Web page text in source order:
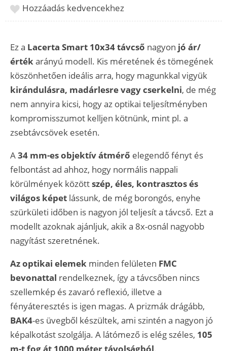
Hozzáadás kedvencekhez
Ez a Lacerta Smart 10x34 távcső nagyon jó ár/
érték arányú modell. Kis méretének és tömegének
köszönhetően ideális arra, hogy magunkkal vigyük
kirándulásra, madárlesre vagy cserkelni, de még
nem annyira kicsi, hogy az optikai teljesítményben
kompromisszumot kelljen kötnünk, mint pl. a
zsebtávcsövek esetén.
A34 mm-es objektív átmérő elegendő fényt és
felbontást ad ahhoz, hogy normális nappali
körülmények közöttszép, éles, kontrasztos és
világos képet lássunk, de még borongós, enyhe
szürkületi időben is nagyon jól teljesít a távcső. Ezt a
modellt azoknak ajánljuk, akik a 8x-osnál nagyobb
nagyítást szeretnének.
Az optikai elemek minden felületen FMC
bevonattal rendelkeznek, így a távcsőben nincs
szellemkép és zavaró reflexió, illetve a
fényáteresztés is igen magas. A prizmák drágább,
BAK4-es üvegből készültek, ami szintén a nagyon jó
képalkotást szolgálja. A látómező is elég széles, 105
m-t fog át 1000 méter távolságból.